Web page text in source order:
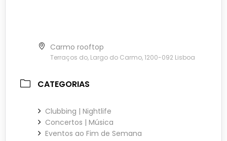
Carmo rooftop
Terraços do, Largo do Carmo, 1200-092 Lisboa
CATEGORIAS
Clubbing | Nightlife
Concertos | Música
Eventos ao Fim de Semana